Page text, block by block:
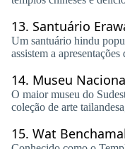
13. Santuário
Um santuário hindu
assistem a
14. Museu
O maior museu do
coleção de arte
15. Wat